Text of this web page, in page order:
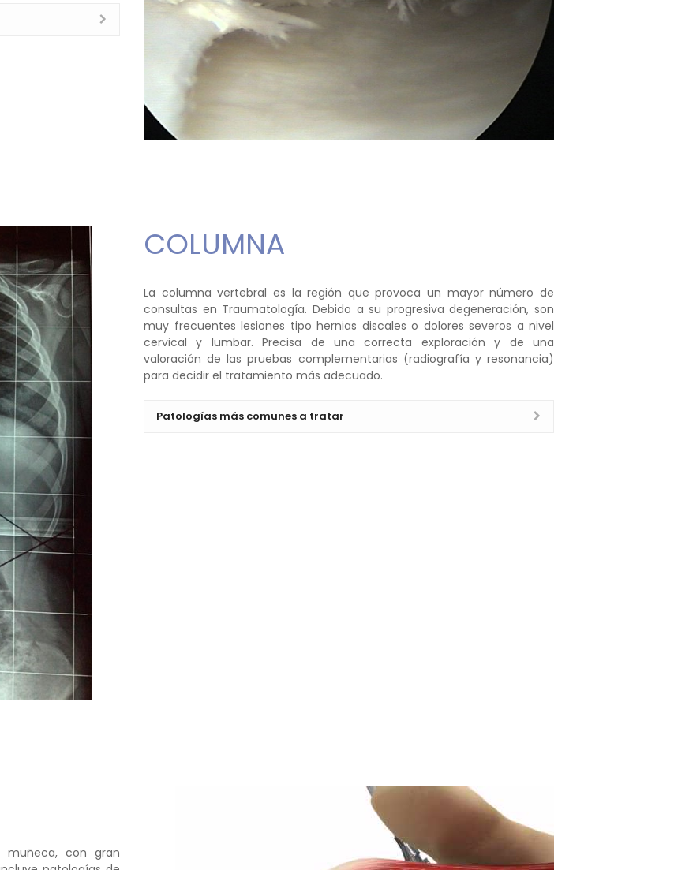
COLUMNA
La columna vertebral es la región que provoca un mayor número de
consultas en Traumatología. Debido a su progresiva degeneración, son
muy frecuentes lesiones tipo hernias discales o dolores severos a nivel
cervical y lumbar. Precisa de una correcta exploración y de una
valoración de las pruebas complementarias (radiografía y resonancia)
para decidir el tratamiento más adecuado.
Patologías más comunes a tratar
muñeca, con gran